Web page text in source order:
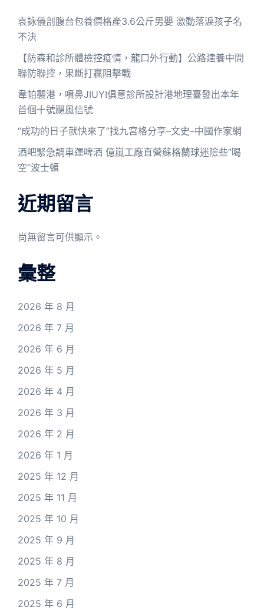
袁詠儀剖腹台包養價格產3.6公斤男嬰 激動落淚孩子名
不決
【防森和診所體檢控疫情，龍口外行動】公路建養中間
聯防聯控，果斷打贏阻擊戰
韋帕襲港，噴鼻JIUYI俱意診所設計港地理臺發出本年
首個十號颶風信號
“成功的日子就快來了”找九宮格分享–文史–中國作家網
酒吧緊急調車運啤酒 億嵐工廠直營蘇格蘭球迷險些“喝
空”波士頓
近期留言
尚無留言可供顯示。
彙整
2026 年 8 月
2026 年 7 月
2026 年 6 月
2026 年 5 月
2026 年 4 月
2026 年 3 月
2026 年 2 月
2026 年 1 月
2025 年 12 月
2025 年 11 月
2025 年 10 月
2025 年 9 月
2025 年 8 月
2025 年 7 月
2025 年 6 月